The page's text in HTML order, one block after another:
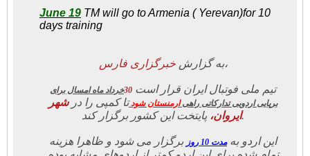
June 19 TM will go to Armenia ( Yerevan)for 10
days training
به گزارشخبرگزاری فارس ،
تیم ملی فوتبال ایران قرار است 30خرداد ماه امسال برای
برپایی اردویی تدارکاتی راهیارمنستان شودتا کمپی را درشهر
ایروان،پایتخت این کشور برگزار کند.
این اردو بهمدت 10 روز
برگزار می شود و ظاهرا هزینه